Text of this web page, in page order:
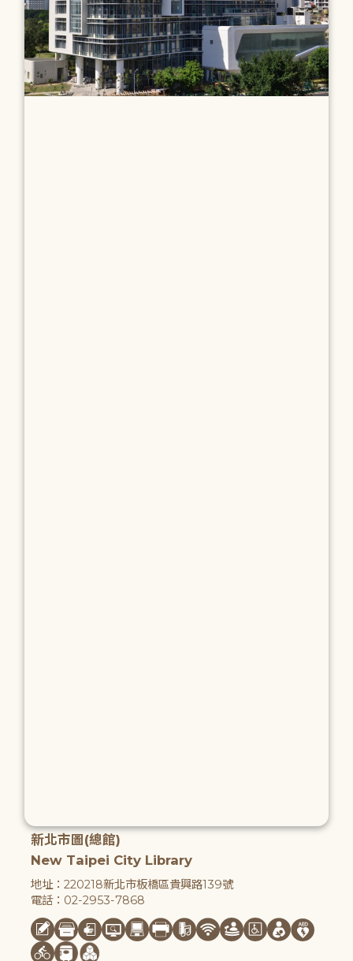
新北市圖(總館)
New Taipei City Library
地址：220218新北市板橋區貴興路139號
電話：02-2953-7868